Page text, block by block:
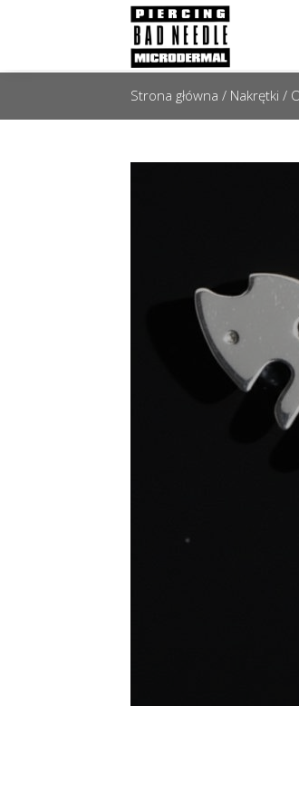
Strona główna / Nakrętki /